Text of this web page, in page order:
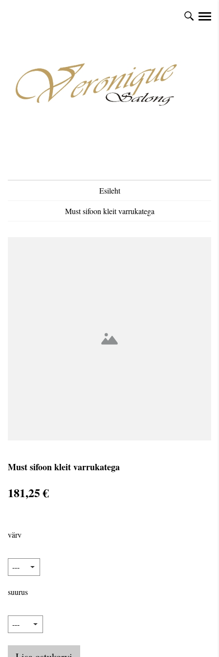
Esileht
Must sifoon kleit varrukatega
Must sifoon kleit varrukatega
181,25 €
värv
suurus